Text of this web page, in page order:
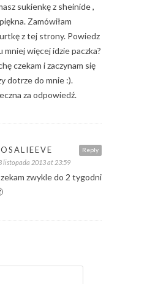
sukienkę z sheinide ,
Zamówiłam
z tej strony. Powiedz
mniej więcej idzie paczka?
czekam i zaczynam się
dotrze do mnie :).
za odpowiedź.
Reply
listopada 2013 at 23:59
zwykle do 2 tygodni